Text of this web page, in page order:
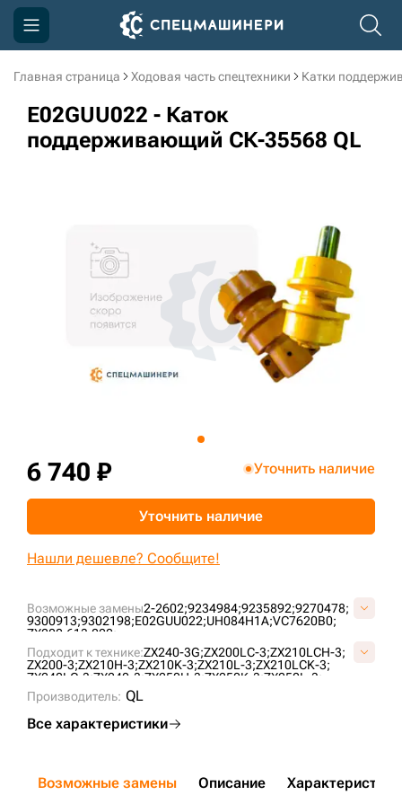
Главная страница Ходовая часть спецтехники Катки
E02GUU022 - Каток
поддерживающий СК-35568 QL
Возможные замены2-2602;9234984;9235892;9270478;
9300913;9302198;E02GUU022;UH084H1A;VC7620B0;
ZX200.613.000;
Подходит к технике:ZX240-3G;ZX200LC-3;ZX210LCH-3;
ZX200-3;ZX210H-3;ZX210K-3;ZX210L-3;ZX210LCK-3;
ZX240LC-3;ZX240-3;ZX250H-3;ZX250K-3;ZX250L-3;
ZX250LCH-3;
ZX250LCK-3;
ZX160LC-3;ZX200LC-5G;
ZX225USRLC-3;
ZX210-3;ZX180LCN-5G;ZX250LC-3;
Производитель: QL
Все характеристики
6 740 ₽ Уточнить наличие
Уточнить наличие
Нашли дешевле? Сообщите!
Возможные замены Описание Характеристики
Компания
Акции
3D тур по производству
3D тур по складам
sksale@skdst.ru